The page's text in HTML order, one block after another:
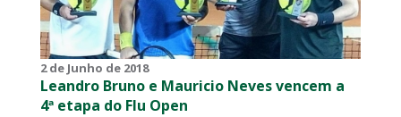
2 de Junho de 2018
Leandro Bruno e Mauricio Neves vencem a
4ª etapa do Flu Open